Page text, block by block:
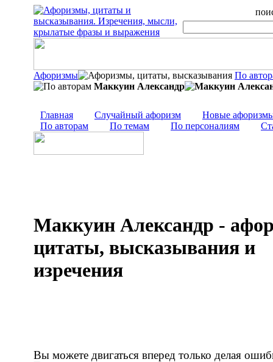
Афоризмы
По
Маккуин Александр
Главная Случайный афоризм
Новые
По авторам
По темам По персоналиям
Маккуин Александр -
цитаты, высказывания и
изречения
Вы можете двигаться вперед только делая